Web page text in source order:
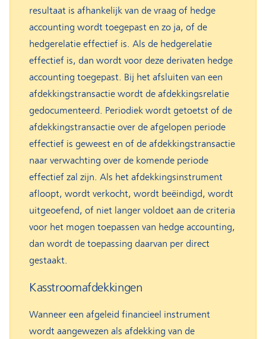
resultaat is afhankelijk van de vraag of hedge
accounting wordt toegepast en zo ja, of de
hedgerelatie effectief is. Als de hedgerelatie
effectief is, dan wordt voor deze derivaten hedge
accounting toegepast. Bij het afsluiten van een
afdekkingstransactie wordt de afdekkingsrelatie
gedocumenteerd. Periodiek wordt getoetst of de
afdekkingstransactie over de afgelopen periode
effectief is geweest en of de afdekkingstransactie
naar verwachting over de komende periode
effectief zal zijn. Als het afdekkingsinstrument
afloopt, wordt verkocht, wordt beëindigd, wordt
uitgeoefend, of niet langer voldoet aan de criteria
voor het mogen toepassen van hedge accounting,
dan wordt de toepassing daarvan per direct
gestaakt.
Kasstroomafdekkingen
Wanneer een afgeleid financieel instrument
wordt aangewezen als afdekking van de